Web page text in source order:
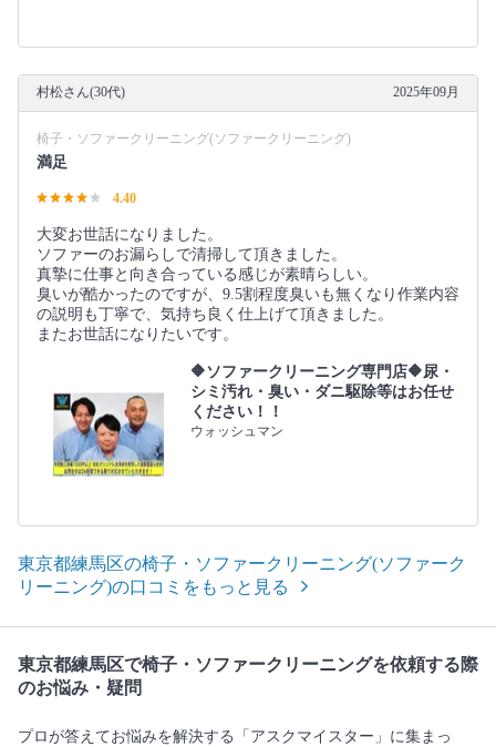
村松さん(30代) 2025年09月
椅子・ソファークリーニング(ソファークリーニング)
満足
4.40
大変お世話になりました。
ソファーのお漏らしで清掃して頂きました。
真摯に仕事と向き合っている感じが素晴らしい。
臭いが酷かったのですが、9.5割程度臭いも無くなり作業内容
の説明も丁寧で、気持ち良く仕上げて頂きました。
またお世話になりたいです。
🔶ソファークリーニング専門店🔶尿・
シミ汚れ・臭い・ダニ駆除等はお任せ
ください！！
ウォッシュマン
東京都練馬区の椅子・ソファークリーニング(ソファーク
リーニング)の口コミをもっと見る
東京都練馬区で椅子・ソファークリーニングを依頼する際
のお悩み・疑問
プロが答えてお悩みを解決する「アスクマイスター」に集まっ